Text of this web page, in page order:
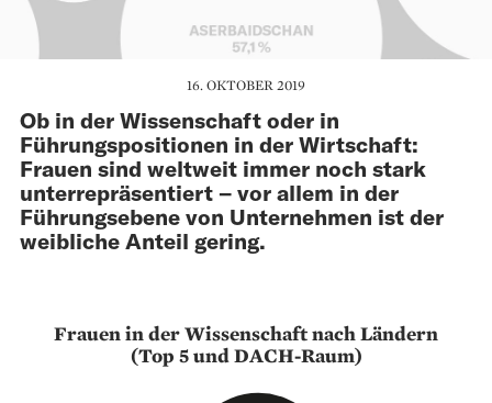
16. OKTOBER 2019
Ob in der Wissenschaft oder in
Führungspositionen in der Wirtschaft:
Frauen sind weltweit immer noch stark
unterrepräsentiert – vor allem in der
Führungsebene von Unternehmen ist der
weibliche Anteil gering.
Frauen in der Wissenschaft nach Ländern
(Top 5 und DACH-Raum)